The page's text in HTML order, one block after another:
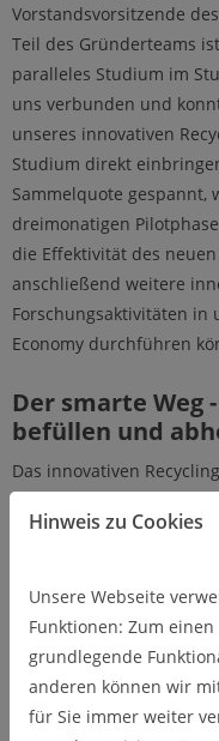
Vorstandsvorsitzende
Teil des Gründerteams
paralleles Studium im
uns verbunden und
unseres innovativen
Studium direkt
Sammelquote gespannt,
dreimonatigen
die Effektivität des
anschließend weitere
Forschungsaktivitäten in
Economy durchführen
Der smarte Weg
befüllen und
Das innovativen
seinen individuellen
Elektroaltgeräte (EAG-
Elektrokleingeräte, wie
Kaffeemaschinen,
werden und werden
entsorgt.
Hinweis zu Cookies
Unsere Webseite
Funktionen: Zum
grundlegende
anderen können wir
für Sie immer weiter